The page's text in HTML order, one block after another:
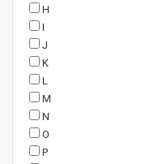
H
I
J
K
L
M
N
O
P